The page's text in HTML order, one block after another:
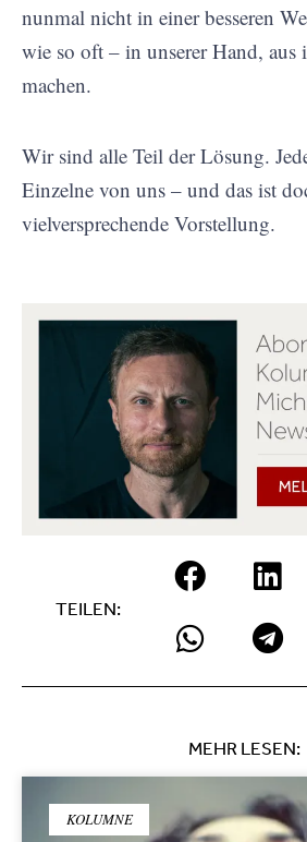
nunmal nicht in einer besseren
wie so oft – in unserer Hand, aus
machen.
Wir sind alle Teil der Lösung.
Einzelne von uns – und das ist
vielversprechende Vorstellung.
TEILEN:
MEHR LESEN:
KOLUMNE